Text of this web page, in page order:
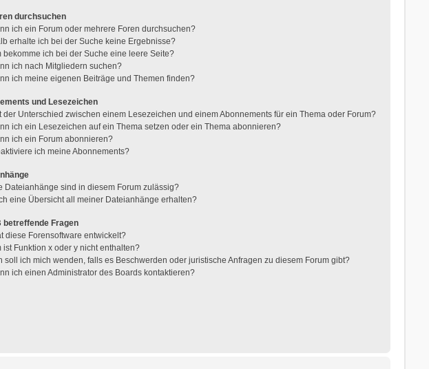
durchsuchen
ich ein Forum oder mehrere Foren durchsuchen?
erhalte ich bei der Suche keine Ergebnisse?
bekomme ich bei der Suche eine leere Seite?
ich nach Mitgliedern suchen?
ich meine eigenen Beiträge und Themen finden?
und Lesezeichen
der Unterschied zwischen einem Lesezeichen und einem Abonnements für ein Thema oder Forum?
ich ein Lesezeichen auf ein Thema setzen oder ein Thema abonnieren?
ich ein Forum abonnieren?
ich meine Abonnements?
Dateianhänge sind in diesem Forum zulässig?
eine Übersicht all meiner Dateianhänge erhalten?
betreffende Fragen
diese Forensoftware entwickelt?
ist Funktion x oder y nicht enthalten?
soll ich mich wenden, falls es Beschwerden oder juristische Anfragen zu diesem Forum gibt?
ich einen Administrator des Boards kontaktieren?